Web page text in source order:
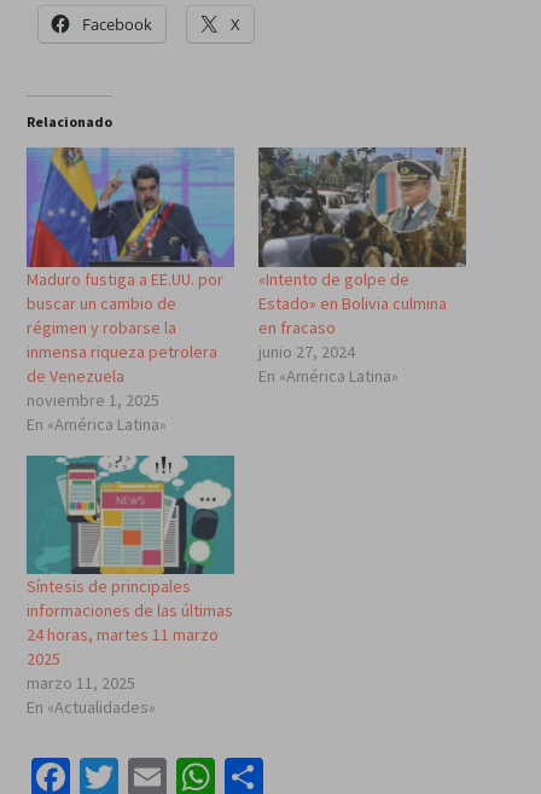
Facebook X
Relacionado
Maduro fustiga a EE.UU. por
buscar un cambio de
régimen y robarse la
inmensa riqueza petrolera
de Venezuela
noviembre 1, 2025
En «América Latina»
«Intento de golpe de
Estado» en Bolivia culmina
en fracaso
junio 27, 2024
En «América Latina»
Síntesis de principales
informaciones de las últimas
24 horas, martes 11 marzo
2025
marzo 11, 2025
En «Actualidades»
Facebook
Twitter
EmailWhatsApp
Compartir